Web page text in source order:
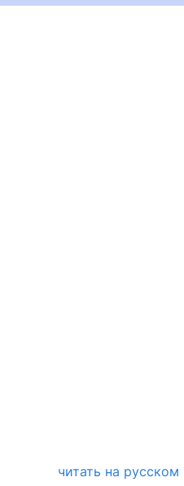
читать на русском